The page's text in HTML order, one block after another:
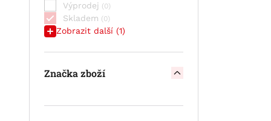
Výprodej
Skladem
Zobrazit další (1)
Značka zboží